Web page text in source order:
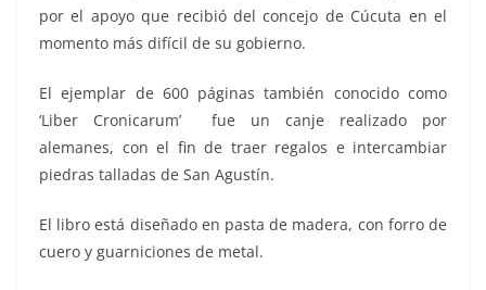
por el apoyo que recibió del concejo de Cúcuta en el
momento más difícil de su gobierno.
El ejemplar de 600 páginas también conocido como
‘Liber Cronicarum’ fue un canje realizado por
alemanes, con el fin de traer regalos e intercambiar
piedras talladas de San Agustín.
El libro está diseñado en pasta de madera, con forro de
cuero y guarniciones de metal.